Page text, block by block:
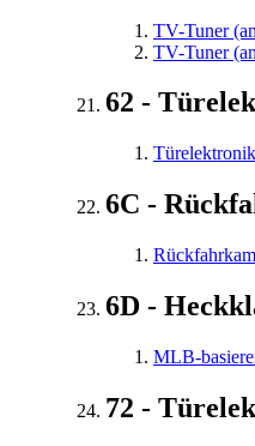
TV-Tuner
TV-Tuner
62 -
6C -
6D -
MLB-
72 -